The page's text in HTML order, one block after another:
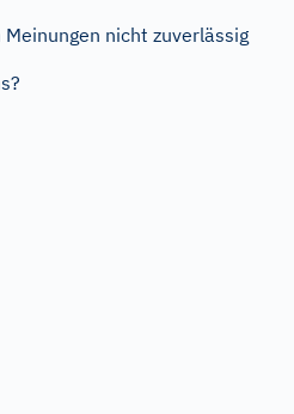
nicht zuverlässig